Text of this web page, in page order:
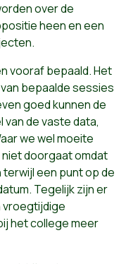
over de
heen en een
vooraf bepaald. Het
bepaalde sessies
goed kunnen de
de vaste data,
we wel moeite
doorgaat omdat
een punt op de
Tegelijk zijn er
vroegtijdige
het college meer